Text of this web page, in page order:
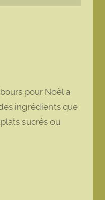
pour Noël a
ingrédients que
sucrés ou